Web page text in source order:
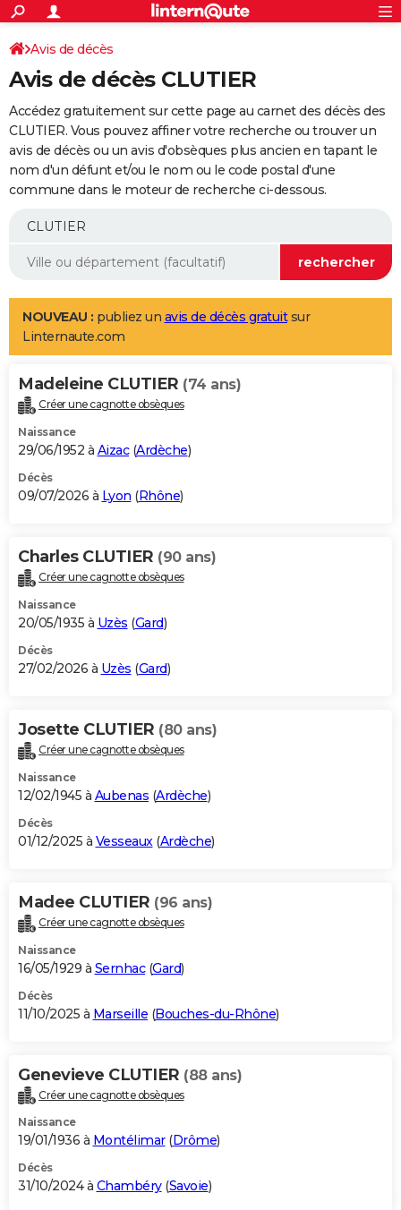
ACTUALITÉS
Politique
Société
Faits Divers
Education
Monde
Villes
+
SPORT
Coupe du monde 2026
Football
Tennis
Cyclisme
Rugby
Forum
Programme TV
TNT
Streaming
Cinéma
Sorties cinéma
Musique
+
FINANCE
Retraite
Epargne
Immobilier
Risques naturels par ville
Banque
Assurance
AUTO
Essais
Réserver un essai
Citadines
Berlines
SUV
Forum auto
+
Mobiles
Meilleur smartphone
Internet
Ordinateurs
Jeux vidéo
Guide high-tech
Aménagement intérieur
LIFESTYLE
Art de vivre
Bien-être
Loisirs
Mode
Modes de vie
Alimentation
Guide de la santé
Maladies
Médicaments
Sommeil
VOYAGE
Destinations
City break
Voyage nature
Voyage de noces
Forum
Climat
+PHOTO
GUIDES D'ACHAT
BONS PLANS
Carte de Noël
Carte Bonne année
Carte Saint-Valentin
Carte Pâques
Carte d'anniversaire
DICTIONNAIRE
Dictionnaire
Biographies
Citations
Expressions
Proverbes
PROGRAMME TV
S'inscrire
Se connecter
Lycées
Collèges
Primaires
Universités
Entreprises
Service militaire
Avis de recherche
AVIS DE DÉCÈS
Bricolage
Lifestyle
Culture
Sport
Auto
Television
Voyage
Cinema
Avis de décès
Avis de décès CLUTIER
Accédez gratuitement sur cette page au carnet des décès des
CLUTIER. Vous pouvez affiner votre recherche ou trouver un
avis de décès ou un avis d'obsèques plus ancien en tapant le
nom d'un défunt et/ou le nom ou le code postal d'une
commune dans le moteur de recherche ci-dessous.
NOUVEAU : publiez un avis de décès gratuitsur
Linternaute.com
Madeleine CLUTIER (74 ans)
Créer une cagnotte obsèques
Naissance
29/06/1952 à Aizac(Ardèche)
Décès
09/07/2026 à Lyon (Rhône)
Charles CLUTIER (90 ans)
Créer une cagnotte obsèques
Naissance
20/05/1935 à Uzès (Gard)
Décès
27/02/2026 à Uzès (Gard)
Josette CLUTIER (80 ans)
Créer une cagnotte obsèques
Naissance
12/02/1945 à Aubenas (Ardèche)
Décès
01/12/2025 à Vesseaux(Ardèche)
Madee CLUTIER (96 ans)
Créer une cagnotte obsèques
Naissance
16/05/1929 à Sernhac(Gard)
Décès
11/10/2025 à Marseille (Bouches-du-Rhône)
Genevieve CLUTIER (88 ans)
Créer une cagnotte obsèques
Naissance
19/01/1936 à Montélimar(Drôme)
Décès
31/10/2024 à Chambéry(Savoie)